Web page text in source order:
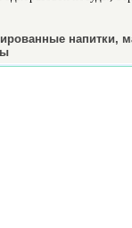
напитки,